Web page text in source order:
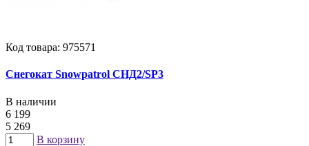
Код товара: 975571
Снегокат Snowpatrol СНД2/SP3
В наличии
6 199
5 269
В корзину